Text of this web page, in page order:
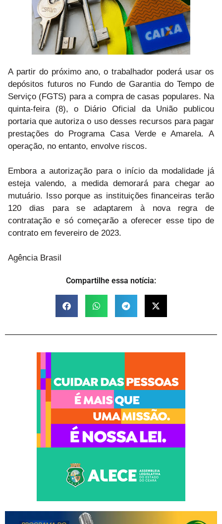
A partir do próximo ano, o trabalhador poderá usar os
depósitos futuros no Fundo de Garantia do Tempo de
Serviço (FGTS) para a compra de casas populares. Na
quinta-feira (8), o Diário Oficial da União publicou
portaria que autoriza o uso desses recursos para pagar
prestações do Programa Casa Verde e Amarela. A
operação, no entanto, envolve riscos.
Embora a autorização para o início da modalidade já
esteja valendo, a medida demorará para chegar ao
mutuário. Isso porque as instituições financeiras terão
120 dias para se adaptarem à nova regra de
contratação e só começarão a oferecer esse tipo de
contrato em fevereiro de 2023.
Agência Brasil
Compartilhe essa notícia: